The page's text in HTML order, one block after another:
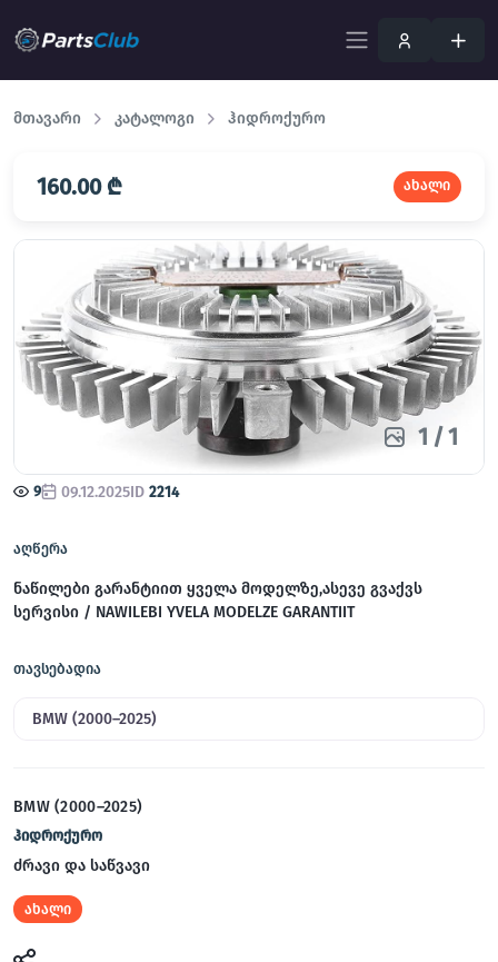
მთავარი კატალოგი ჰიდროქურო
160.00 ₾ ახალი
1 /1
9 09.12.2025ID 2214
აღწერა
ნაწილები გარანტიით ყველა მოდელზე,ასევე გვაქვს
სერვისი / NAWILEBI YVELA MODELZE GARANTIIT
თავსებადია
BMW (2000–2025)
BMW (2000–2025)
ჰიდროქურო
ძრავი და საწვავი
ახალი